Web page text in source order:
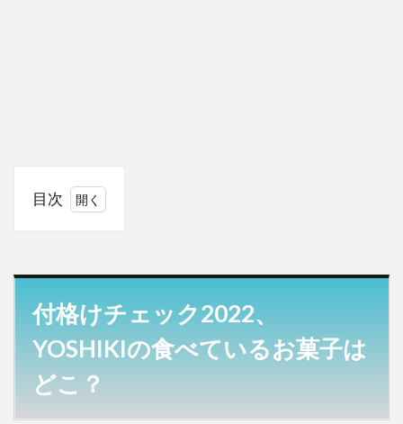
目次
YOSHIKI
の食べて
いるお菓
子はど
こ？
付格けチェック2022、
YOSHIKIの食べているお菓子は
どこ？